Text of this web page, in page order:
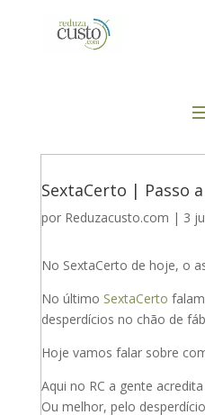
SextaCerto | Passo
por Reduzacusto.com | 3
No SextaCerto de hoje, o
No último SextaCerto
desperdícios no chão de
Hoje vamos falar sobre
Aqui no RC a gente
Ou melhor, pelo